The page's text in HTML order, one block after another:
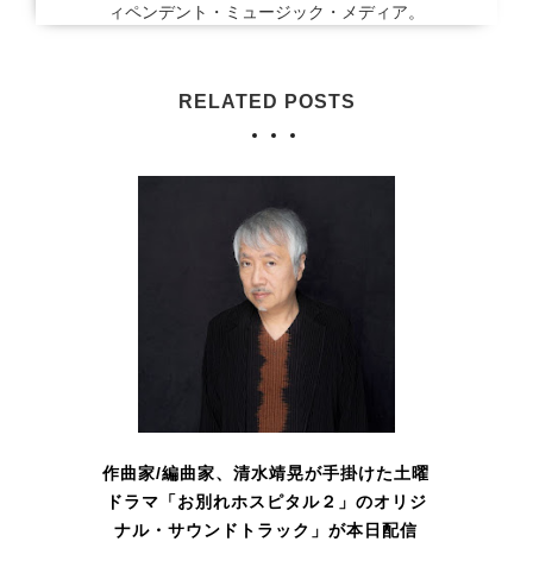
ィペンデント・ミュージック・メディア。
RELATED POSTS
作曲家/編曲家、清水靖晃が手掛けた土曜
ドラマ「お別れホスピタル２」のオリジ
ナル・サウンドトラック」が本日配信